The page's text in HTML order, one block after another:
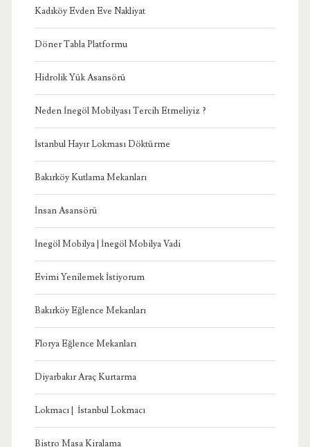
Kadıköy Evden Eve Nakliyat
Döner Tabla Platformu
Hidrolik Yük Asansörü
Neden İnegöl Mobilyası Tercih Etmeliyiz ?
İstanbul Hayır Lokması Döktürme
Bakırköy Kutlama Mekanları
İnsan Asansörü
İnegöl Mobilya | İnegöl Mobilya Vadi
Evimi Yenilemek İstiyorum
Bakırköy Eğlence Mekanları
Florya Eğlence Mekanları
Diyarbakır Araç Kurtarma
Lokmacı | İstanbul Lokmacı
Bistro Masa Kiralama